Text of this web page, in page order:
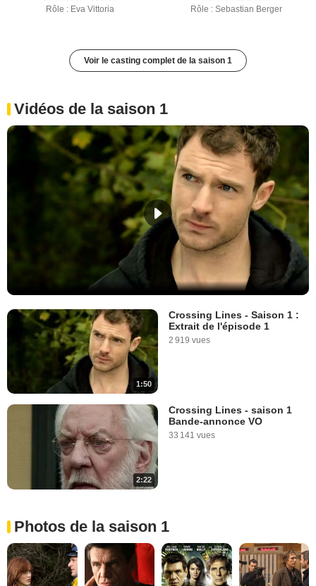
Rôle : Eva Vittoria Rôle : Sebastian Berger
Voir le casting complet de la saison 1
Vidéos de la saison 1
1:50
Crossing Lines - Saison 1 :
Extrait de l'épisode 1
2 919 vues
2:22
Crossing Lines - saison 1
Bande-annonce VO
33 141 vues
Photos de la saison 1